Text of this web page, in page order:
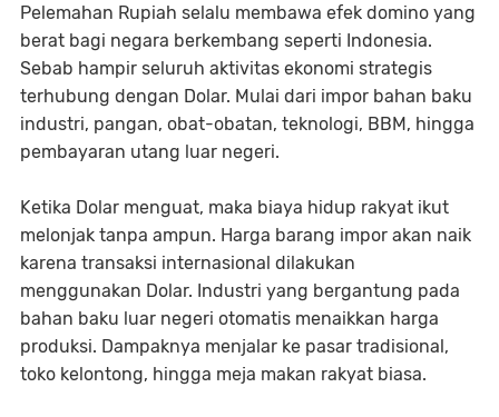
Pelemahan Rupiah selalu membawa efek domino yang
berat bagi negara berkembang seperti Indonesia.
Sebab hampir seluruh aktivitas ekonomi strategis
terhubung dengan Dolar. Mulai dari impor bahan baku
industri, pangan, obat-obatan, teknologi, BBM, hingga
pembayaran utang luar negeri.
Ketika Dolar menguat, maka biaya hidup rakyat ikut
melonjak tanpa ampun. Harga barang impor akan naik
karena transaksi internasional dilakukan
menggunakan Dolar. Industri yang bergantung pada
bahan baku luar negeri otomatis menaikkan harga
produksi. Dampaknya menjalar ke pasar tradisional,
toko kelontong, hingga meja makan rakyat biasa.